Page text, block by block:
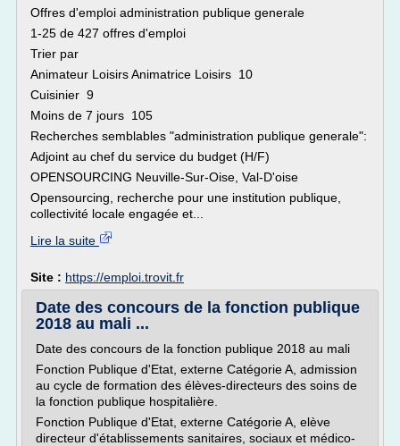
Offres d'emploi administration publique generale
1-25 de 427 offres d'emploi
Trier par
Animateur Loisirs Animatrice Loisirs 10
Cuisinier 9
Moins de 7 jours 105
Recherches semblables "administration publique generale":
Adjoint au chef du service du budget (H/F)
OPENSOURCING Neuville-Sur-Oise, Val-D'oise
Opensourcing, recherche pour une institution publique,
collectivité locale engagée et...
Lire la suite
Site : https://emploi.trovit.fr
Date des concours de la fonction publique
2018 au mali ...
Date des concours de la fonction publique 2018 au mali
Fonction Publique d'Etat, externe Catégorie A, admission
au cycle de formation des élèves-directeurs des soins de
la fonction publique hospitalière.
Fonction Publique d'Etat, externe Catégorie A, elève
directeur d'établissements sanitaires, sociaux et médico-